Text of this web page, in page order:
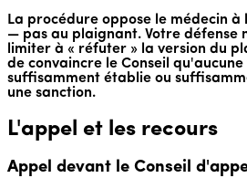
La procédure oppose le médecin à
— pas au plaignant. Votre défense
limiter à « réfuter » la version du
de convaincre le Conseil
suffisamment établie ou
une sanction.
L'appel et les recours
Appel devant le Conseil